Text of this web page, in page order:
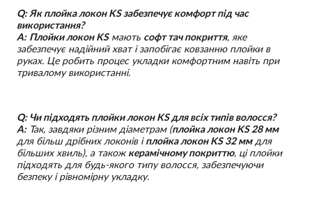
Q: Як плойка локон KS забезпечує комфорт під час
використання?
A: Плойки локон KSмають софт тач покриття, яке
забезпечує надійний хват і запобігає ковзанню плойки в
руках. Це робить процес укладки комфортним навіть при
тривалому використанні.
Q: Чи підходять плойки локон KS для всіх типів волосся?
A:Так, завдяки різним діаметрам (плойка локон KS 28 мм
для більш дрібних локонів іплойка локон KS 32 ммдля
більших хвиль), а також керамічному покриттю, ці плойки
підходять для будь-якого типу волосся, забезпечуючи
безпеку і рівномірну укладку.